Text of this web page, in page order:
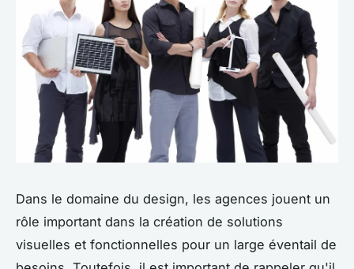
Dans le domaine du design, les agences jouent un
rôle important dans la création de solutions
visuelles et fonctionnelles pour un large éventail de